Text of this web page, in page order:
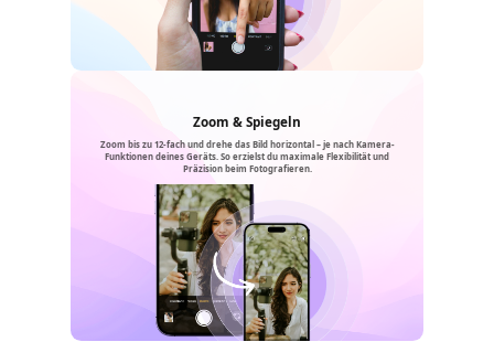
Zoom & Spiegeln
Zoom bis zu 12-fach und drehe das Bild horizontal – je nach Kamera-
Funktionen deines Geräts. So erzielst du maximale Flexibilität und
Präzision beim Fotografieren.